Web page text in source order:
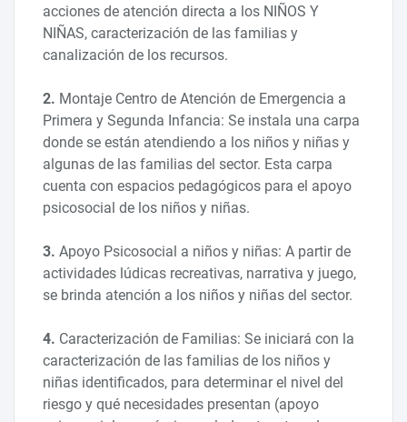
acciones de atención directa a los NIÑOS Y
NIÑAS, caracterización de las familias y
canalización de los recursos.
2. Montaje Centro de Atención de Emergencia a
Primera y Segunda Infancia: Se instala una carpa
donde se están atendiendo a los niños y niñas y
algunas de las familias del sector. Esta carpa
cuenta con espacios pedagógicos para el apoyo
psicosocial de los niños y niñas.
3. Apoyo Psicosocial a niños y niñas: A partir de
actividades lúdicas recreativas, narrativa y juego,
se brinda atención a los niños y niñas del sector.
4. Caracterización de Familias: Se iniciará con la
caracterización de las familias de los niños y
niñas identificados, para determinar el nivel del
riesgo y qué necesidades presentan (apoyo